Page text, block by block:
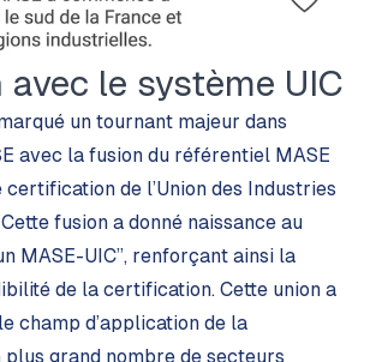
avec le système UIC
un tournant majeur dans
avec la fusion du référentiel MASE
de l’Union des Industries
fusion a donné naissance au
MASE-UIC”, renforçant ainsi la
de la certification. Cette union a
champ d’application de la
grand nombre de secteurs